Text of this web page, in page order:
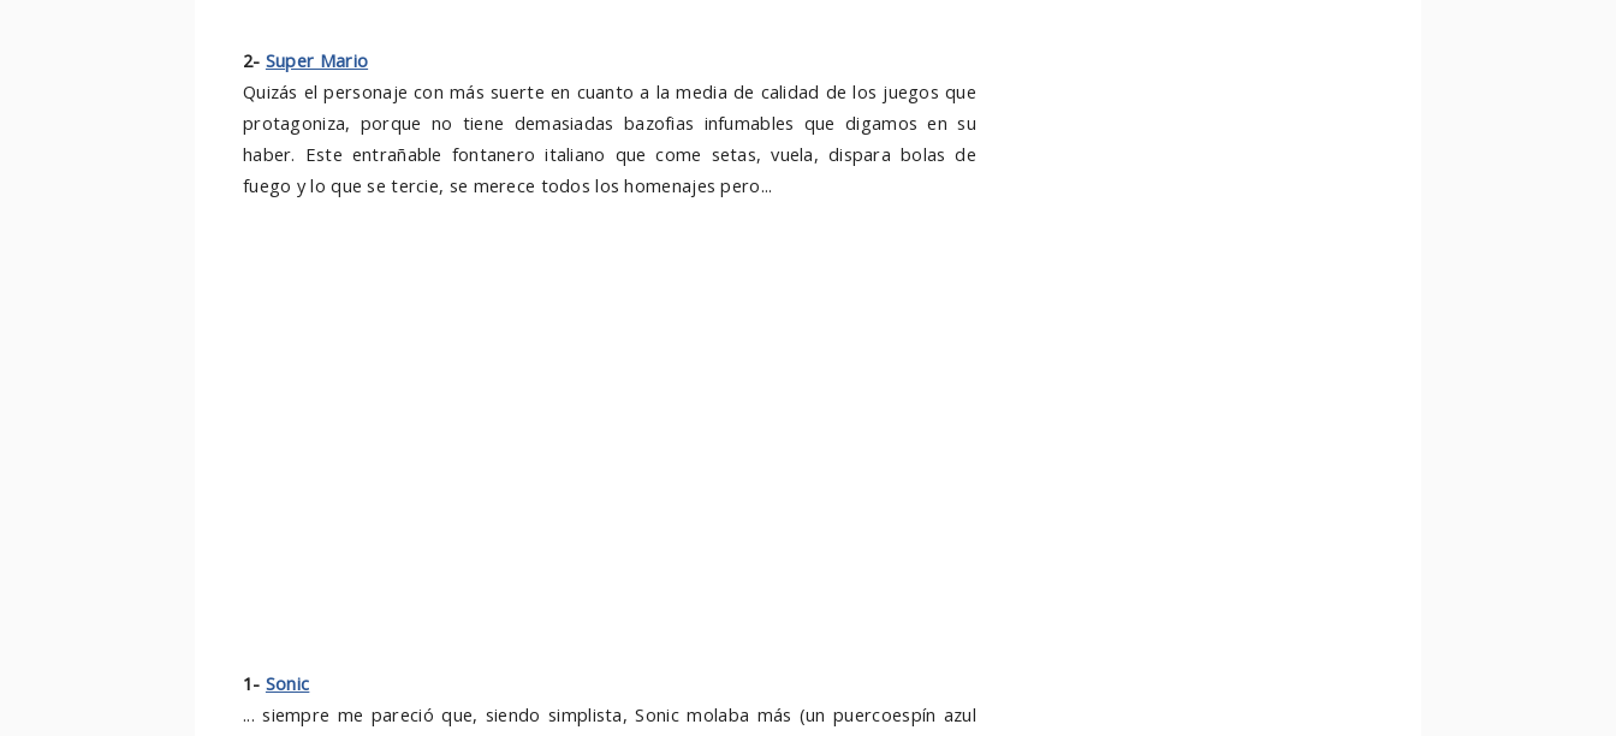
2- Super Mario
Quizás el personaje con más suerte en cuanto a la media de calidad de los juegos que
protagoniza, porque no tiene demasiadas bazofias infumables que digamos en su
haber. Este entrañable fontanero italiano que come setas, vuela, dispara bolas de
fuego y lo que se tercie, se merece todos los homenajes pero...
1- Sonic
... siempre me pareció que, siendo simplista, Sonic molaba más (un puercoespín azul